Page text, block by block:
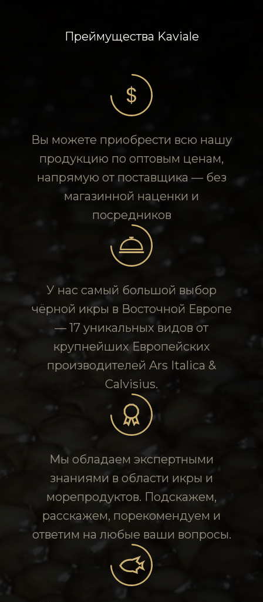
Преймущества Kaviale
Вы можете приобрести всю нашу
продукцию по оптовым ценам,
напрямую от поставщика — без
магазинной наценки и
посредников
У нас самый большой выбор
чёрной икры в Восточной Европе
— 17 уникальных видов от
крупнейших Европейских
производителей Ars Italica &
Calvisius.
Мы обладаем экспертными
знаниями в области икры и
морепродуктов. Подскажем,
расскажем, порекомендуем и
ответим на любые ваши вопросы.